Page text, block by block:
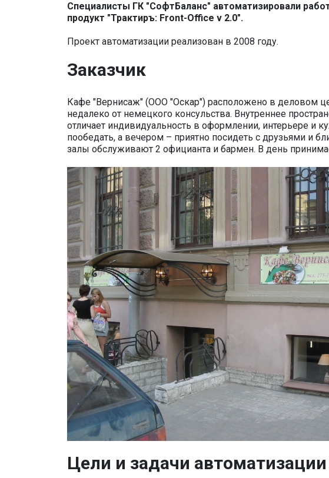
Специалисты ГК "СофтБаланс" автоматизировали
продукт "Трактиръ: Front-Office v 2.0".
Проект автоматизации реализован в 2008 году.
Заказчик
Кафе "Вернисаж" (ООО "Оскар") расположено в деловом
недалеко от немецкого консульства. Внутреннее
отличает индивидуальность в оформлении, интерьере и
пообедать, а вечером – приятно посидеть с друзьями и
залы обслуживают 2 официанта и бармен. В день
Цели и задачи автоматизации